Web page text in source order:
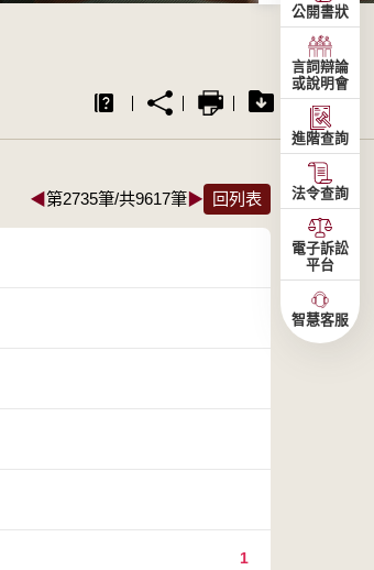
◀第2735筆/共9617筆▶ 回列表
1
公開書狀
言詞辯論
或說明會
進階查詢
法令查詢
電子訴訟
平台
智慧客服